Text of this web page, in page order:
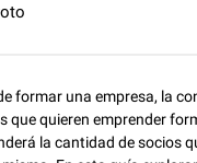
formar una empresa, la
que quieren emprender
la cantidad de socios